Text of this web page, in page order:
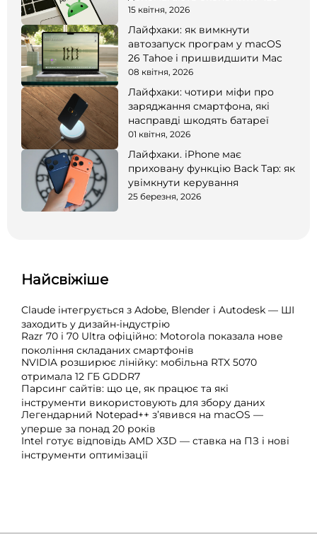
15 квітня, 2026
Лайфхаки: як вимкнути
автозапуск програм у macOS
26 Tahoe і пришвидшити Mac
08 квітня, 2026
Лайфхаки: чотири міфи про
заряджання смартфона, які
насправді шкодять батареї
01 квітня, 2026
Лайфхаки. iPhone має
приховану функцію Back Tap: як
увімкнути керування
25 березня, 2026
Найсвіжіше
Claude інтегрується з Adobe, Blender і Autodesk — ШІ
заходить у дизайн-індустрію
Razr 70 і 70 Ultra офіційно: Motorola показала нове
покоління складаних смартфонів
NVIDIA розширює лінійку: мобільна RTX 5070
отримала 12 ГБ GDDR7
Парсинг сайтів: що це, як працює та які
інструменти використовують для збору даних
Легендарний Notepad++ з’явився на macOS —
уперше за понад 20 років
Intel готує відповідь AMD X3D — ставка на ПЗ і нові
інструменти оптимізації